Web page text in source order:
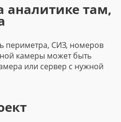
аналитике там,
периметра, СИЗ, номеров
камеры может быть
или сервер с нужной